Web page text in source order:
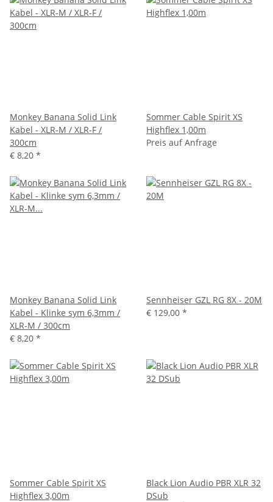
Monkey Banana Solid Link
Kabel - XLR-M / XLR-F /
300cm
€ 8,20 *
Sommer Cable Spirit XS
Highflex 1,00m
Preis auf Anfrage
Monkey Banana Solid Link
Kabel - Klinke sym 6,3mm /
XLR-M / 300cm
€ 8,20 *
Sennheiser GZL RG 8X - 20M
€ 129,00 *
Sommer Cable Spirit XS
Highflex 3,00m
Black Lion Audio PBR XLR 32
DSub